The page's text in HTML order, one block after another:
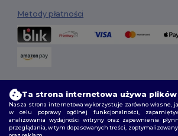
Metody płatności
Ta strona internetowa używa
Nasza strona internetowa wykorzystuje zarówno własne,
w celu poprawy ogólnej funkcjonalności,
analizowania wydajności witryny oraz zapewnienia
przeglądania, w tym dopasowanych treści,